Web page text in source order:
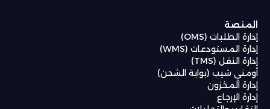
المنصة
إدارة الطلبات (OMS)
إدارة المستودعات (WMS)
إدارة النقل (TMS)
أومني شيب (بوابة الشحن)
إدارة المخزون
إدارة الإرجاع